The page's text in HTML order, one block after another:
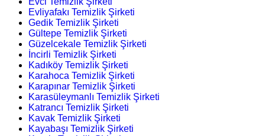
Evliyafakı Temizlik Şirketi
Gedik Temizlik Şirketi
Gültepe Temizlik Şirketi
Güzelcekale Temizlik Şirketi
İncirli Temizlik Şirketi
Kadıköy Temizlik Şirketi
Karahoca Temizlik Şirketi
Karapınar Temizlik Şirketi
Karasüleymanlı Temizlik Şirketi
Katrancı Temizlik Şirketi
Kavak Temizlik Şirketi
Kayabaşı Temizlik Şirketi